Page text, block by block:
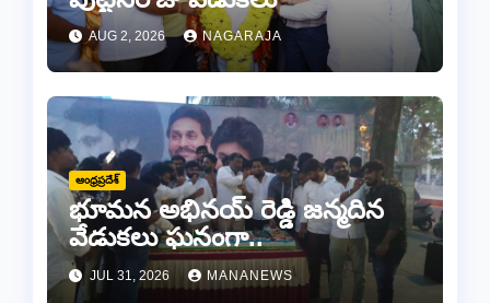
AUG 2, 2026 NAGARAJA
ఆంధ్రప్రదేశ్
భూమన అభినయ్ రెడ్డి జన్మదిన
వేడుకలు ఘనంగా..
JUL 31, 2026 MANANEWS